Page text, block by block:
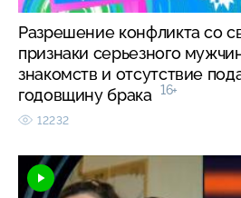
Разрешение конфликта со
признаки серьезного
знакомств и отсутствие
годовщину брака
16+
12232